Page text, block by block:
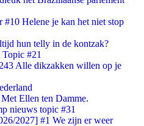
Helene je kan het niet stop
hun telly in de kontzak?
#21
Alle dikzakken willen op je
Ellen ten Damme.
nieuws topic #31
2027] #1 We zijn er weer